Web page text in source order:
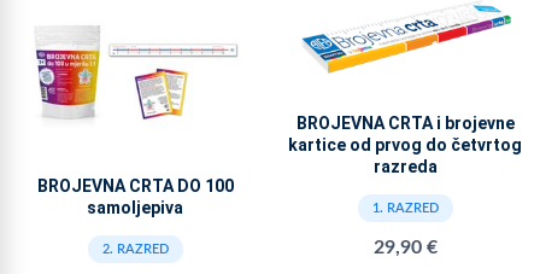
BROJEVNA CRTA DO 100
samoljepiva
2. RAZRED
BROJEVNA CRTA i brojevne
kartice od prvog do četvrtog
razreda
1. RAZRED
29,90 €